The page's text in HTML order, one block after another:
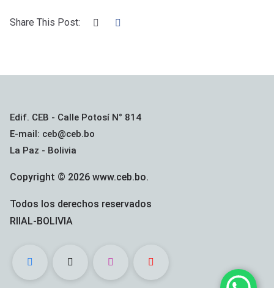
Share This Post:
Edif. CEB - Calle Potosí N° 814
E-mail: ceb@ceb.bo
La Paz - Bolivia
Copyright © 2026 www.ceb.bo.
Todos los derechos reservados
RIIAL-BOLIVIA